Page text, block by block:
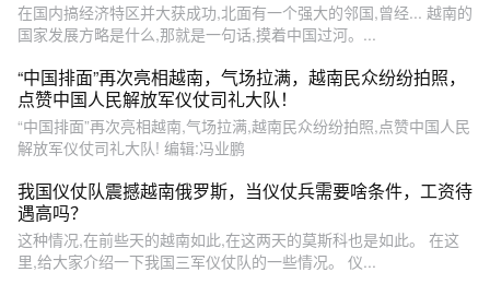
在国内搞经济特区并大获成功,北面有一个强大的邻国,曾经... 越南的
国家发展方略是什么,那就是一句话,摸着中国过河。...
“中国排面”再次亮相越南，气场拉满，越南民众纷纷拍照，
点赞中国人民解放军仪仗司礼大队！
“中国排面”再次亮相越南,气场拉满,越南民众纷纷拍照,点赞中国人民
解放军仪仗司礼大队! 编辑:冯业鹏
我国仪仗队震撼越南俄罗斯，当仪仗兵需要啥条件，工资待
遇高吗？
这种情况,在前些天的越南如此,在这两天的莫斯科也是如此。 在这
里,给大家介绍一下我国三军仪仗队的一些情况。 仪...